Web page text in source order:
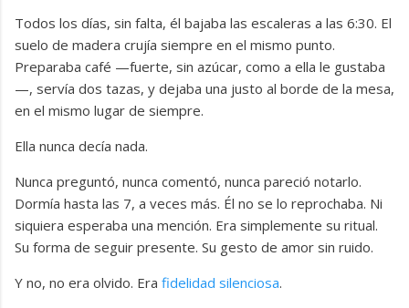
Todos los días, sin falta, él bajaba las escaleras a las 6:30. El
suelo de madera crujía siempre en el mismo punto.
Preparaba café —fuerte, sin azúcar, como a ella le gustaba
—, servía dos tazas, y dejaba una justo al borde de la mesa,
en el mismo lugar de siempre.
Ella nunca decía nada.
Nunca preguntó, nunca comentó, nunca pareció notarlo.
Dormía hasta las 7, a veces más. Él no se lo reprochaba. Ni
siquiera esperaba una mención. Era simplemente su ritual.
Su forma de seguir presente. Su gesto de amor sin ruido.
Y no, no era olvido. Era fidelidad silenciosa.